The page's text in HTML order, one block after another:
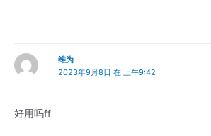
维为
2023年9月8日 在 上午9:42
好用吗ff